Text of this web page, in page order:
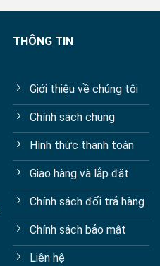
THÔNG TIN
Giới thiệu về chúng tôi
Chính sách chung
Hình thức thanh toán
Giao hàng và lắp đặt
Chính sách đổi trả hàng
Chính sách bảo mật
Liên hệ